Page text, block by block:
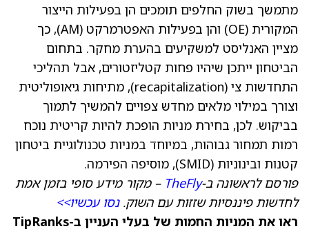
מתמשך בשוק החלפים תומכים הן בפעילות הייצור
המקורית (OE) והן בפעילות האפטרמרקט (AM), כך
מציין האנליסט למשקיעים בהערת מחקר. בתחום
הביטחון ייתכן שיהיו פחות קטליזטורים, אבל תהליכי
התחדשות צי (recapitalization), מתיחות גיאופוליטית
וצורך במילוי מלאים מחדש צפויים להמשיך לתמוך
בביקוש. לכן, בחירת מניות הופכת להיות קריטית נוכח
רמות תמחור גבוהות, במיוחד במניות טכנולוגיית ביטחון
קטנות ובינוניות (SMID), מוסיפה הפירמה.
פורסם לראשונה ב-TheFly – מקור מידע סופי בזמן אמת
לחדשות פיננסיות שזזות עם השוק.נסו עכשיו>>
ראו את המניות החמות של בעלי העניין ב-TipRanks